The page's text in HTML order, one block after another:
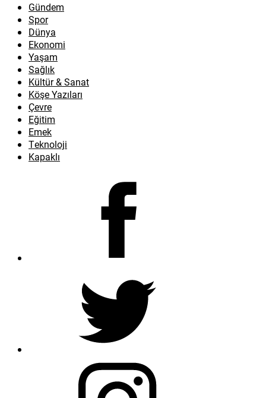
Gündem
Spor
Dünya
Ekonomi
Yaşam
Sağlık
Kültür & Sanat
Köşe Yazıları
Çevre
Eğitim
Emek
Teknoloji
Kapaklı